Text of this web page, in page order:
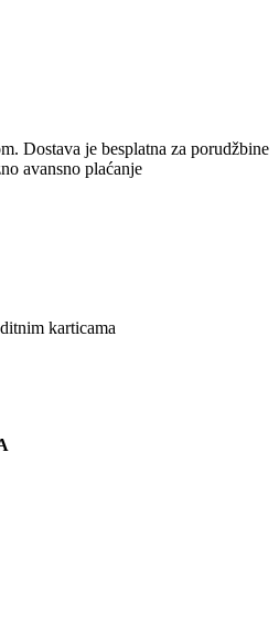
Dostava je besplatna za porudžbine
avansno plaćanje
karticama